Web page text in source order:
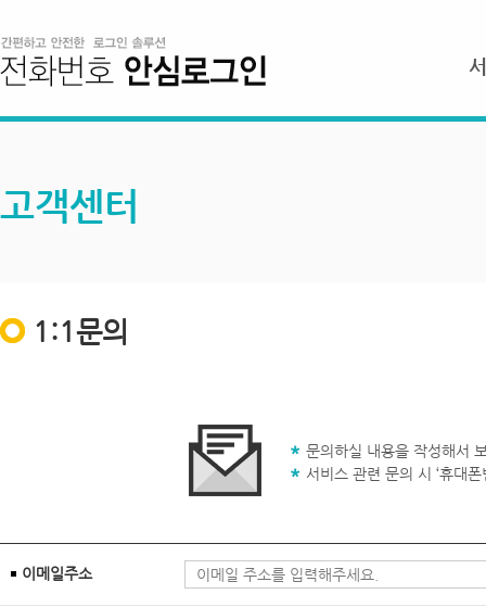
고객센터
1:1문의
문의하실 내용을 작성해서
서비스 관련 문의 시 ‘휴대
이메일주소